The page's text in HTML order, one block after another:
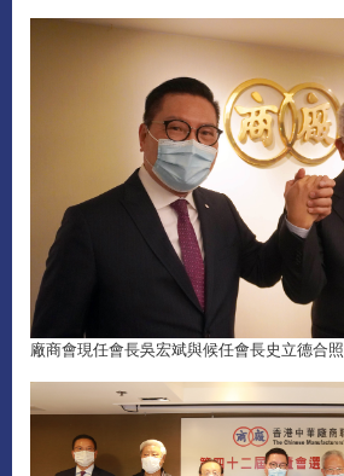
廠商會現任會長吳宏斌與候任會長史立德合照